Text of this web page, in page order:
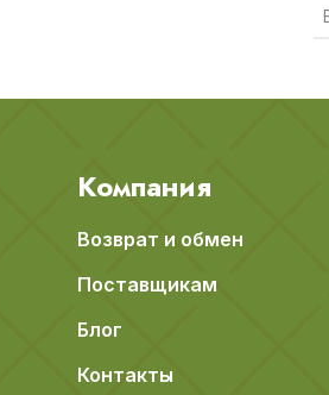
Компания
Возврат и обмен
Поставщикам
Блог
Контакты